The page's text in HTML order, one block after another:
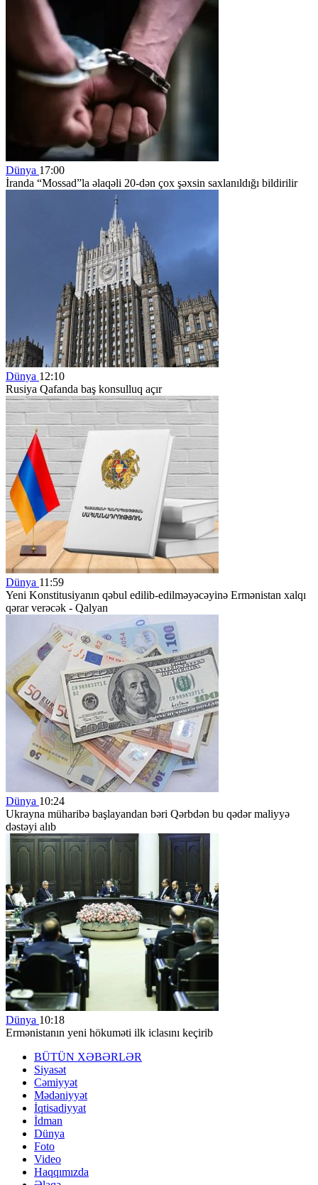
Dünya 17:00
İranda “Mossad”la əlaqəli 20-dən çox şəxsin saxlanıldığı bildirilir
Dünya 12:10
Rusiya Qafanda baş konsulluq açır
Dünya 11:59
Yeni Konstitusiyanın qəbul edilib-edilməyəcəyinə Ermənistan xalqı
qərar verəcək - Qalyan
Dünya 10:24
Ukrayna müharibə başlayandan bəri Qərbdən bu qədər maliyyə
dəstəyi alıb
Dünya 10:18
Ermənistanın yeni hökuməti ilk iclasını keçirib
BÜTÜN XƏBƏRLƏR
Siyasət
Cəmiyyət
Mədəniyyət
İqtisadiyyat
İdman
Dünya
Foto
Video
Haqqımızda